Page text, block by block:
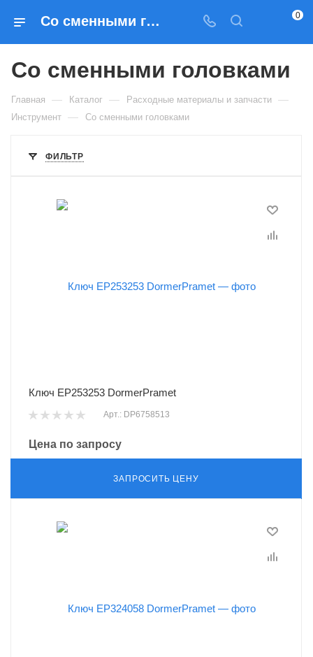
Со сменными головками для металлорежущих станков — купить в Москве в интернет-магазине Prados 0
Со сменными головками
Главная — Каталог — Расходные материалы и запчасти —
Инструмент — Со сменными головками
ФИЛЬТР
Ключ EP253253 DormerPramet
Арт.: DP6758513
Цена по запросу
ЗАПРОСИТЬ ЦЕНУ